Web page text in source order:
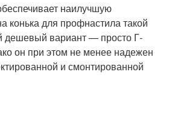
наилучшую
конька для профнастила такой
вариант — просто Г-
он при этом не менее надежен
и смонтированной